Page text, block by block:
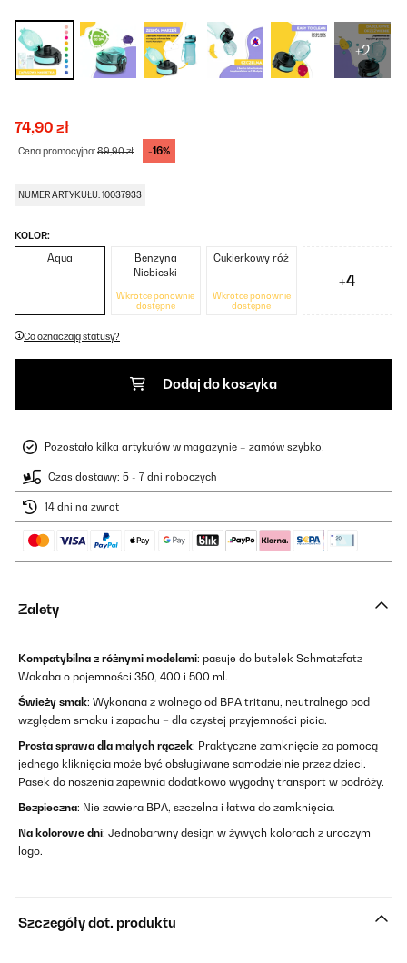
+2
74,90 zł
Cena promocyjna:89,90 zł -16%
NUMER ARTYKUŁU: 10037933
KOLOR:
Aqua
Benzyna
Niebieski
Wkrótce ponownie
dostępne
Cukierkowy róż
Wkrótce ponownie
dostępne
+4
Co oznaczają statusy?
Dodaj do koszyka
Pozostało kilka artykułów w magazynie – zamów szybko!
Czas dostawy: 5 - 7 dni roboczych
14 dni na zwrot
Zalety
Kompatybilna z różnymi modelami: pasuje do butelek Schmatzfatz
Wakaba o pojemności 350, 400 i 500 ml.
Świeży smak: Wykonana z wolnego od BPA tritanu, neutralnego pod
względem smaku i zapachu – dla czystej przyjemności picia.
Prosta sprawa dla małych rączek: Praktyczne zamknięcie za pomocą
jednego kliknięcia może być obsługiwane samodzielnie przez dzieci.
Pasek do noszenia zapewnia dodatkowo wygodny transport w podróży.
Bezpieczna: Nie zawiera BPA, szczelna i łatwa do zamknięcia.
Na kolorowe dni: Jednobarwny design w żywych kolorach z uroczym
logo.
Szczegóły dot. produktu